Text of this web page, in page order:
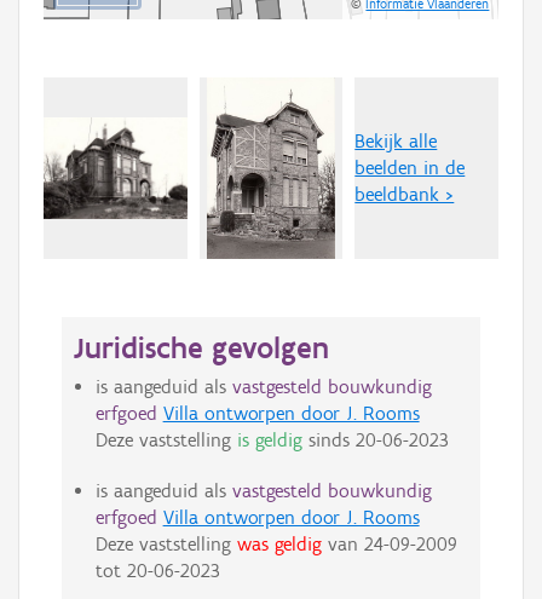
©Informatie Vlaanderen
Bekijk alle
beelden in de
beeldbank >
Juridische gevolgen
is aangeduid als vastgesteld bouwkundig
erfgoed Villa ontworpen door J. Rooms
Deze vaststelling is geldigsinds 20-06-2023
is aangeduid als vastgesteld bouwkundig
erfgoed Villa ontworpen door J. Rooms
Deze vaststelling was geldigvan 24-09-2009
tot 20-06-2023